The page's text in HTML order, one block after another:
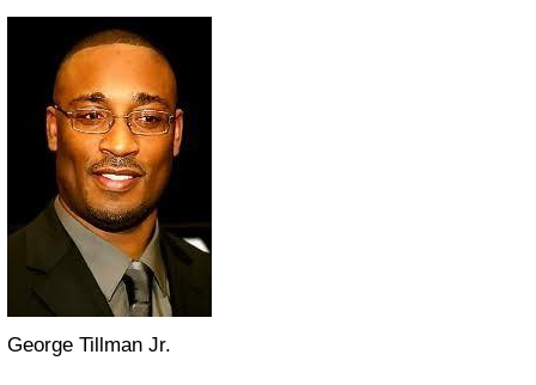
George Tillman Jr.